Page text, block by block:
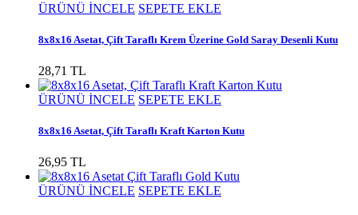
ÜRÜNÜ İNCELE SEPETE EKLE
8x8x16 Asetat, Çift Taraflı Krem Üzerine Gold Saray Desenli Kutu
28,71 TL
ÜRÜNÜ İNCELE SEPETE EKLE
8x8x16 Asetat, Çift Taraflı Kraft Karton Kutu
26,95 TL
ÜRÜNÜ İNCELE SEPETE EKLE